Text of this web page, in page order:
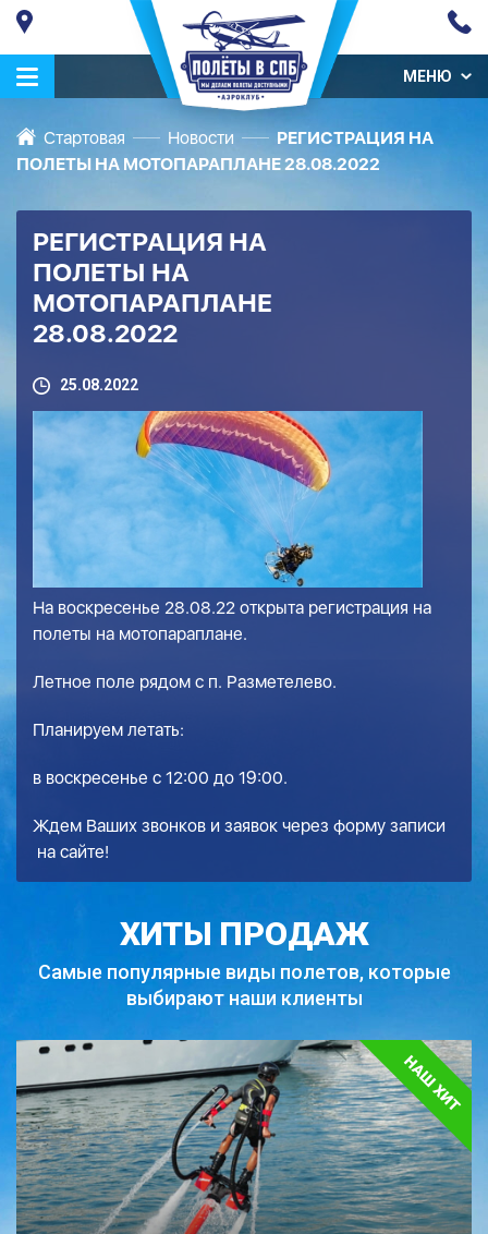
МЕНЮ
Стартовая Новости
РЕГИСТРАЦИЯ НА
ПОЛЕТЫ НА МОТОПАРАПЛАНЕ 28.08.2022
РЕГИСТРАЦИЯ НА
ПОЛЕТЫ НА
МОТОПАРАПЛАНЕ
28.08.2022
25.08.2022
На воскресенье 28.08.22 открыта регистрация на
полеты на мотопараплане.
Летное поле рядом с п. Разметелево.
Планируем летать:
в воскресенье с 12:00 до 19:00.
Ждем Ваших звонков и заявок через форму записи
на сайте!
ХИТЫ ПРОДАЖ
Самые популярные виды полетов, которые
выбирают наши клиенты